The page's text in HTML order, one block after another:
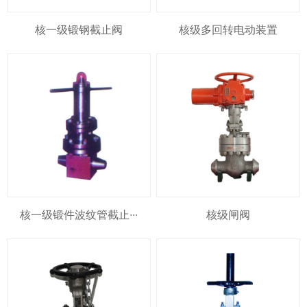
核一级锻钢截止阀 核级多回转电动装置
核一级锻件波纹管截止··· 核级闸阀